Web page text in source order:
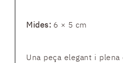
Mides: 6 × 5 cm
Una peça elegant i